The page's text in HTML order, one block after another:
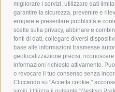
migliorare i servizi, utilizzare dati
garantire la sicurezza, prevenire e
erogare e presentare pubblicità e
scelte sulla privacy, abbinare e
fonti di dati, collegare diversi
base alle informazioni trasmesse
geolocalizzazione precisi,
informazioni richieste attivamente.
o revocare il tuo consenso senza
Cliccando su "Accetta cookie,"
CHI
MARCHI